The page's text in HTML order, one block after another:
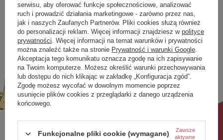
Zobacz również
Poprzedni z tej kategorii Następny z tej kategorii
serwisu, aby oferować funkcje społecznościowe, analizować
ruch i prowadzić działania marketingowe - zarówno przez nas,
jak i naszych Zaufanych Partnerów. Pliki cookies służą również
do personalizacji reklam. Więcej informacji znajdziesz w polityce
prywatności . Więcej informacji na temat warunków i prywatności
można znaleźć także na stronie Prywatność i warunki Google
Akceptacja tego komunikatu oznacza zgodę na ich zapisywanie
na Twoim komputerze. Możesz określić warunki przechowywania
lub dostępu do nich klikając w zakładkę „Konfiguracja zgód”.
Zgodę możesz wycofać w dowolnym momencie poprzez
usunięcie plików cookies z przeglądarki z danego urządzenia
końcowego.
Funkcjonalne pliki cookie (wymagane)
Zawsze
aktywne